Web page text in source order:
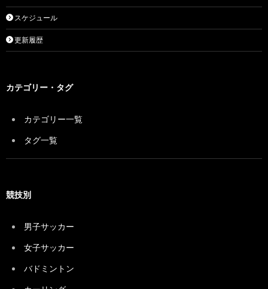
スケジュール
更新履歴
カテゴリー・タグ
カテゴリー一覧
タグ一覧
競技別
男子サッカー
女子サッカー
バドミントン